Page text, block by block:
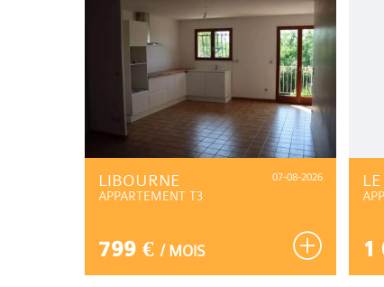
07-08-2026
LIBOURNE
APPARTEMENT T3
799 €/ MOIS 1